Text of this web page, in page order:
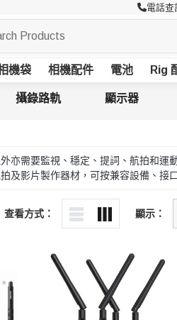
電話查
機袋 相機配件 電池 Rig
攝錄路軌 顯示器
亦需要監視、穩定、提詞、航拍和運
及影片製作器材，可按兼容設備、接
查看方式： 顯示：